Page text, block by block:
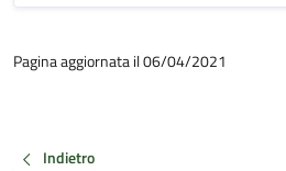
Pagina aggiornata il 06/04/2021
Indietro